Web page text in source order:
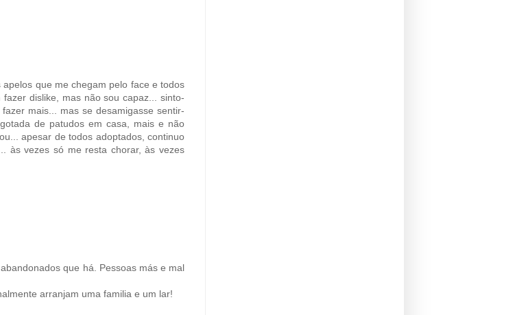
que me chegam pelo face e todos
dislike, mas não sou capaz... sinto-
mais... mas se desamigasse sentir-
de patudos em casa, mais e não
apesar de todos adoptados, continuo
às vezes só me resta chorar, às vezes
que há. Pessoas más e mal
arranjam uma familia e um lar!